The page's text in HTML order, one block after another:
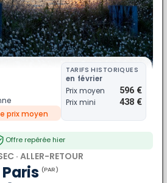
prix moyen
TARIFS HISTORIQUES
en février
Prix moyen
596 €
Prix mini 438 €
Offre repérée hier
· ALLER-RETOUR
Paris (PAR)